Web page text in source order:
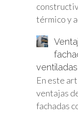
térmico y
ventiladas
En este
ventajas
fachadas